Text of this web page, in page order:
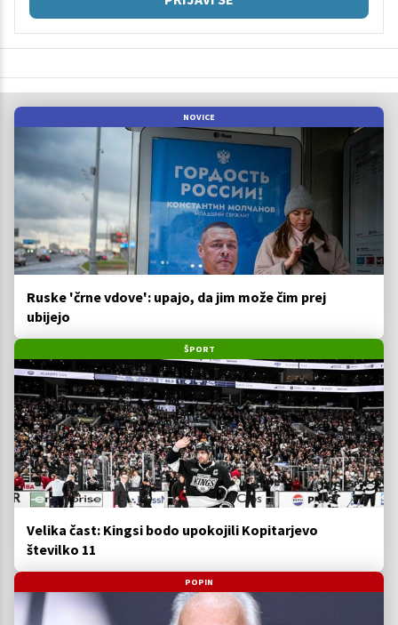
NOVICE
Ruske 'črne vdove': upajo, da jim može čim prej
ubijejo
ŠPORT
Velika čast: Kingsi bodo upokojili Kopitarjevo
številko 11
POPIN